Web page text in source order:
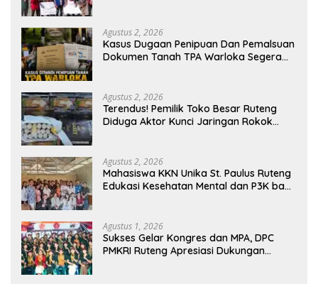
Agustus 2, 2026
Kasus Dugaan Penipuan Dan Pemalsuan
Dokumen Tanah TPA Warloka Segera
Memasuki Fase Krusial
Agustus 2, 2026
Terendus! Pemilik Toko Besar Ruteng
Diduga Aktor Kunci Jaringan Rokok
Agustus 2, 2026
Mahasiswa KKN Unika St. Paulus Ruteng
Edukasi Kesehatan Mental dan P3K bagi
Agustus 1, 2026
Sukses Gelar Kongres dan MPA, DPC
PMKRI Ruteng Apresiasi Dukungan